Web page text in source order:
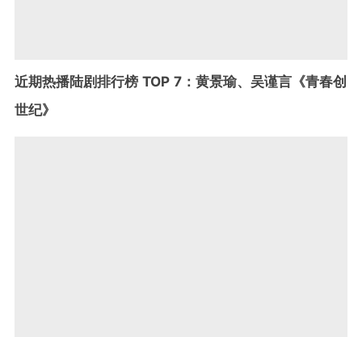
近期热播陆剧排行榜 TOP 7：黄景瑜、吴谨言《青春创
世纪》